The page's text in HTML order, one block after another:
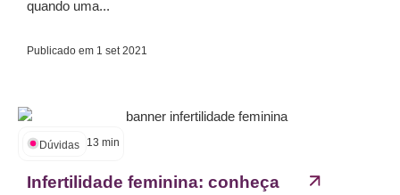
quando uma...
Publicado em 1 set 2021
Dúvidas 13 min
Infertilidade feminina: conheça